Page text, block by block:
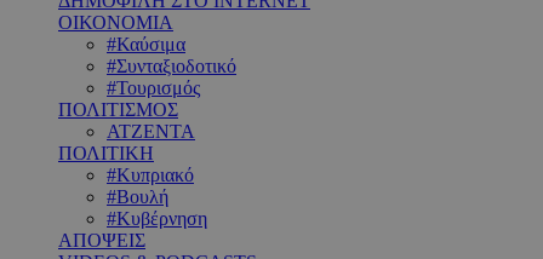
ΟΙΚΟΝΟΜΙΑ
#Καύσιμα
#Συνταξιοδοτικό
#Τουρισμός
ΠΟΛΙΤΙΣΜΟΣ
ΑΤΖΕΝΤΑ
ΠΟΛΙΤΙΚΗ
#Κυπριακό
#Βουλή
#Κυβέρνηση
ΑΠΟΨΕΙΣ